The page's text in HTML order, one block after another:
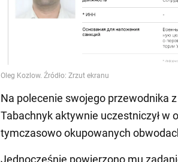
Na polecenie swojego przewodnika
Tabachnyk aktywnie uczestniczył w
tymczasowo okupowanych